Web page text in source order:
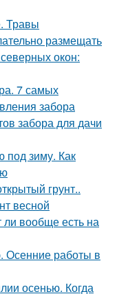
Травы
размещать
окон:
7 самых
забора
забора для дачи
под зиму. Как
грунт..
весной
ли вообще есть на
Осенние работы в
осенью. Когда